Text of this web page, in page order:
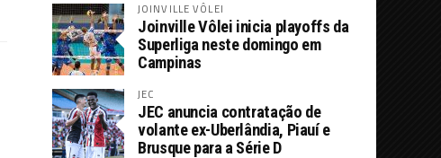
JOINVILLE VÔLEI
Joinville Vôlei inicia playoffs da
Superliga neste domingo em
Campinas
JEC
JEC anuncia contratação de
volante ex-Uberlândia, Piauí e
Brusque para a Série D